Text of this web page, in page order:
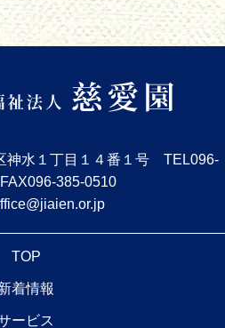
神水１丁目１４番１号 TEL096-
385-0510
TOP
着情報
ービス